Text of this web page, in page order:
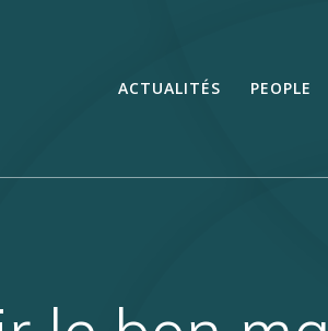
ACTUALITÉS PEOPLE